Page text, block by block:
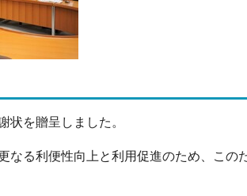
状を贈呈しました。
なる利便性向上と利用促進のため、この